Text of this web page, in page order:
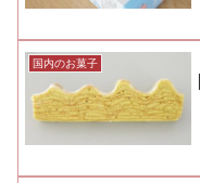
国内のお菓子